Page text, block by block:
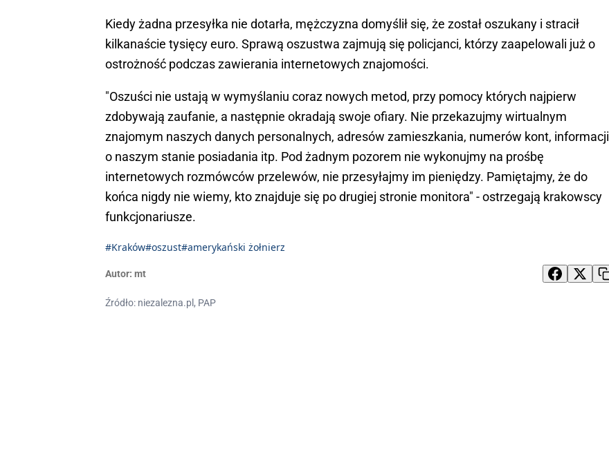
Kiedy żadna przesyłka nie dotarła, mężczyzna domyślił się, że został oszukany i stracił
kilkanaście tysięcy euro. Sprawą oszustwa zajmują się policjanci, którzy zaapelowali już o
ostrożność podczas zawierania internetowych znajomości.
"Oszuści nie ustają w wymyślaniu coraz nowych metod, przy pomocy których najpierw
zdobywają zaufanie, a następnie okradają swoje ofiary. Nie przekazujmy wirtualnym
znajomym naszych danych personalnych, adresów zamieszkania, numerów kont, informacji
o naszym stanie posiadania itp. Pod żadnym pozorem nie wykonujmy na prośbę
internetowych rozmówców przelewów, nie przesyłajmy im pieniędzy. Pamiętajmy, że do
końca nigdy nie wiemy, kto znajduje się po drugiej stronie monitora" - ostrzegają krakowscy
funkcjonariusze.
#Kraków#oszust#amerykański żołnierz
Autor: mt
Źródło: niezalezna.pl, PAP